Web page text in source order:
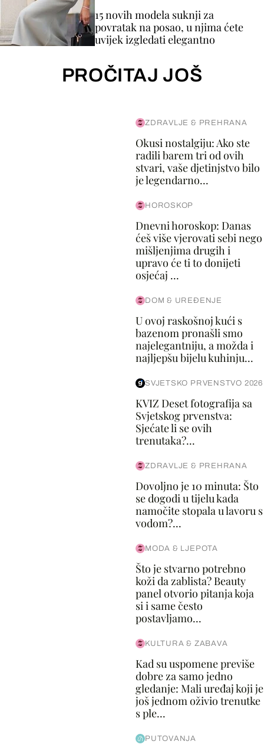
15 novih modela suknji za
povratak na posao, u njima ćete
uvijek izgledati elegantno
PROČITAJ JOŠ
ZDRAVLJE & PREHRANA
Okusi nostalgiju: Ako ste
radili barem tri od ovih
stvari, vaše djetinjstvo bilo
je legendarno...
HOROSKOP
Dnevni horoskop: Danas
ćeš više vjerovati sebi nego
mišljenjima drugih i
upravo će ti to donijeti
osjećaj ...
DOM & UREĐENJE
U ovoj raskošnoj kući s
bazenom pronašli smo
najelegantniju, a možda i
najljepšu bijelu kuhinju...
SVJETSKO PRVENSTVO 2026
KVIZ Deset fotografija sa
Svjetskog prvenstva:
Sjećate li se ovih
trenutaka?...
ZDRAVLJE & PREHRANA
Dovoljno je 10 minuta: Što
se dogodi u tijelu kada
namočite stopala u lavoru s
vodom?...
MODA & LJEPOTA
Što je stvarno potrebno
koži da zablista? Beauty
panel otvorio pitanja koja
si i same često
postavljamo...
KULTURA & ZABAVA
Kad su uspomene previše
dobre za samo jedno
gledanje: Mali uređaj koji je
još jednom oživio trenutke
s ple...
PUTOVANJA